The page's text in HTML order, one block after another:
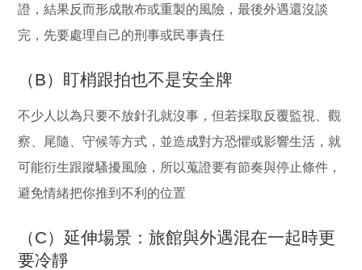
證，結果反而形成散布或重製的風險，最後外遇還沒談
完，先要處理自己的刑事或民事責任
（B）盯梢跟拍也不是安全牌
不少人以為只要不放針孔就沒事，但若採取反覆監視、觀
察、尾隨、守候等方式，並造成對方恐懼或影響生活，就
可能衍生跟蹤騷擾風險，所以蒐證要有節奏與停止條件，
避免情緒把你推到不利的位置
（C）延伸場景：旅館與外遇混在一起時更
要冷靜